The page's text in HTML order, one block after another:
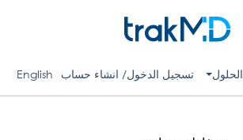
الحلول تسجيل الدخول/ انشاء حساب English